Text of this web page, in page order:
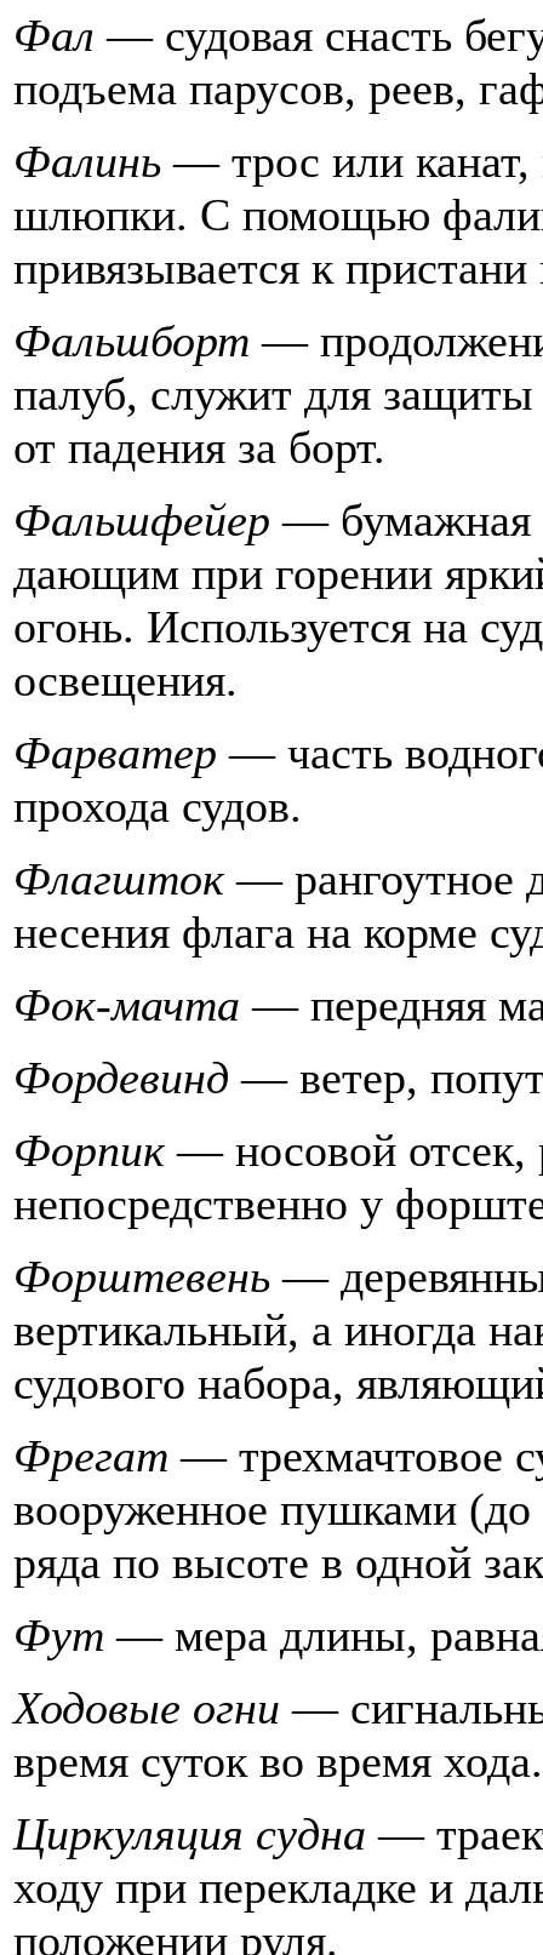
Фал — судовая снасть
подъема парусов, реев,
Фалинь — трос или канат,
шлюпки. С помощью
привязывается к
Фальшборт —
палуб, служит для
от падения за борт.
Фальшфейер — бумажная
дающим при горении
огонь. Используется на
освещения.
Фарватер — часть
прохода судов.
Флагшток — рангоутное
несения флага на корме
Фок-мачта — передняя
Фордевинд — ветер,
Форпик — носовой отсек,
непосредственно у
Форштевень —
вертикальный, а иногда
судового набора,
Фрегат — трехмачтовое
вооруженное пушками
ряда по высоте в одной
Фут — мера длины,
Ходовые огни —
время суток во время хода.
Циркуляция судна —
ходу при перекладке и
положении руля.